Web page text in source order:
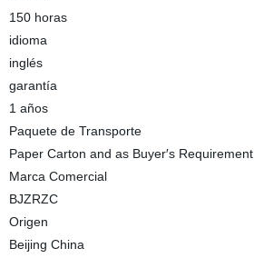
150 horas
idioma
inglés
garantía
1 años
Paquete de Transporte
Paper Carton and as Buyer′s Requirement
Marca Comercial
BJZRZC
Origen
Beijing China